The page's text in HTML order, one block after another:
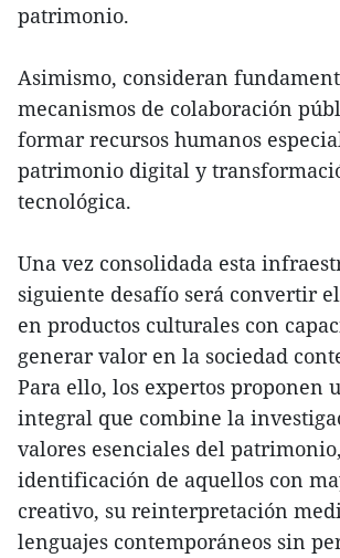
patrimonio.
Asimismo, consideran
mecanismos de colaboración
formar recursos humanos
patrimonio digital y
tecnológica.
Una vez consolidada esta
siguiente desafío será convertir
en productos culturales con
generar valor en la sociedad
Para ello, los expertos proponen
integral que combine la
valores esenciales del
identificación de aquellos con
creativo, su reinterpretación
lenguajes contemporáneos sin